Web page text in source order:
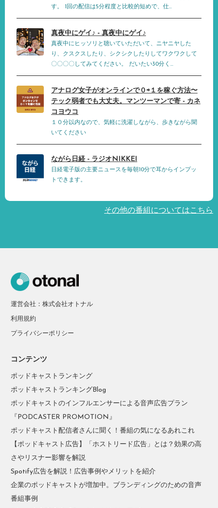
す。 1回の配信は5分程度と比較的短めで、仕...
真夜中にゲイ♪ - 真夜中にゲイ♪
真夜中にヒッソリと聴いていただいて、ニヤニヤした
り、クスクスしたり、シクシクしたりしてワクワクして
〇〇〇〇してみてください。 だいたい30分く...
アナログ女子がオンラインで０⇨１を稼ぐ方法〜
テック弱者でも大丈夫。マンツーマンで寄 - カネ
コヨウコ
１０分以内なので、気軽に洗濯しながら、歩きながら聞
いてください
ながら日経 - ラジオNIKKEI
日経電子版の主要ニュースを毎朝10分で耳からインプッ
トできます。
その他の番組についてはこちら
運営会社：株式会社オトナル
利用規約
プライバシーポリシー
コンテンツ
ポッドキャストランキング
ポッドキャストランキングBlog
ポッドキャストのインフルエンサーによる音声広告プラン
『PODCASTER PROMOTION』
ポッドキャスト配信者さんに聞く！番組の気になるあれこれ
【ポッドキャスト広告】「ホストリード広告」とは？効果の高
さやリスナー影響を解説
Spotify広告を解説！広告事例やメリットを紹介
企業のポッドキャストが増加中。ブランディングのための音声
番組事例